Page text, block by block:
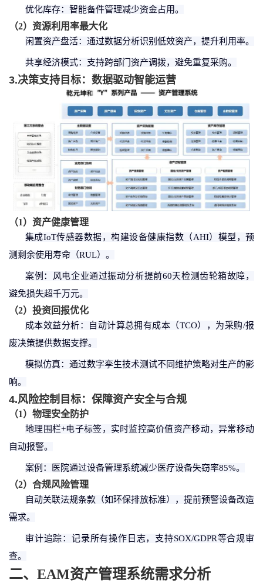
优化库存：智能备件管理减少资金占用。
（2） 资源利用率最大化
闲置资产盘活：通过数据分析识别低效资产，提升利用率。
共享经济模式：支持跨部门资产调拨，避免重复采购。
3.决策支持目标：数据驱动智能运营
（1） 资产健康管理
集成IoT传感器数据，构建设备健康指数（AHI）模型，预
测剩余使用寿命（RUL）。
案例：风电企业通过振动分析提前60天检测齿轮箱故障，
避免损失超千万元。
（2） 投资回报优化
成本效益分析：自动计算总拥有成本（TCO），为采购/报
废决策提供数据支撑。
模拟仿真：通过数字孪生技术测试不同维护策略对生产的影
响。
4.风险控制目标：保障资产安全与合规
（1） 物理安全防护
地理围栏+电子标签，实时监控高价值资产移动，异常移动
自动报警。
案例：医院通过设备管理系统减少医疗设备失窃率85%。
（2） 合规风险管理
自动关联法规条款（如环保排放标准），提前预警设备改造
需求。
审计追踪：记录所有操作日志，支持SOX/GDPR等合规审
查。
二、 EAM资产管理系统需求分析